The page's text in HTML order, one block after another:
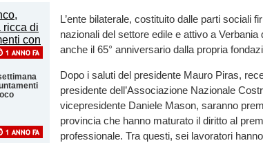
L’ente bilaterale, costituito dalle parti sociali
nazionali del settore edile e attivo a Verbania
anche il 65° anniversario dalla propria
Dopo i saluti del presidente Mauro Piras,
presidente dell’Associazione Nazionale
vicepresidente Daniele Mason, saranno
provincia che hanno maturato il diritto al
professionale. Tra questi, sei lavoratori